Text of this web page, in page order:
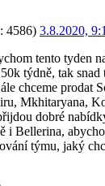
4586) 3.8.2020,
tento tyden
týdně, tak snad
chceme prodat
Mkhitaryana,
dobré
i Bellerina,
týmu, jaký